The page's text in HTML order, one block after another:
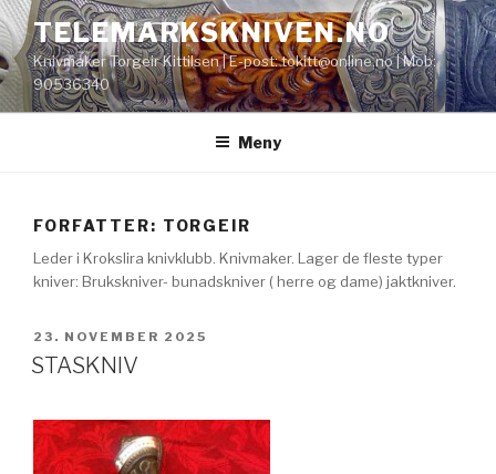
Gå
til
innhold
TELEMARKSKNIVEN.NO
Knivmaker Torgeir Kittilsen | E-post: tokitt@online.no | Mob:
90536340
Meny
FORFATTER: TORGEIR
Leder i Krokslira knivklubb. Knivmaker. Lager de fleste typer
kniver: Brukskniver- bunadskniver ( herre og dame) jaktkniver.
PUBLISERT
23. NOVEMBER 2025
STASKNIV